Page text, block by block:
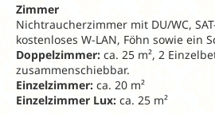
Zimmer
Nichtraucherzimmer mit DU/WC,
kostenloses W-LAN, Föhn sowie ein
Doppelzimmer: ca. 25 m², 2
zusammenschiebbar.
Einzelzimmer: ca. 20 m²
Einzelzimmer Lux: ca. 25 m²